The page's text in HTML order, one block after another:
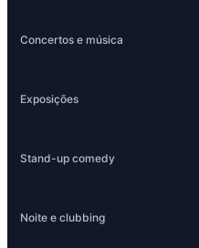
Concertos e música
Exposições
Stand-up comedy
Noite e clubbing